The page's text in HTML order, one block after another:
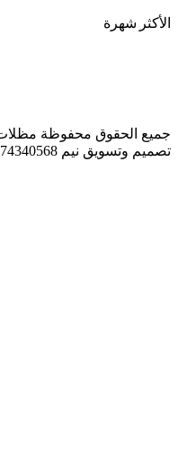
الأكثر شهرة
جميع الحقوق محفوظة مظلات
تصميم وتسويق نيم 774340568